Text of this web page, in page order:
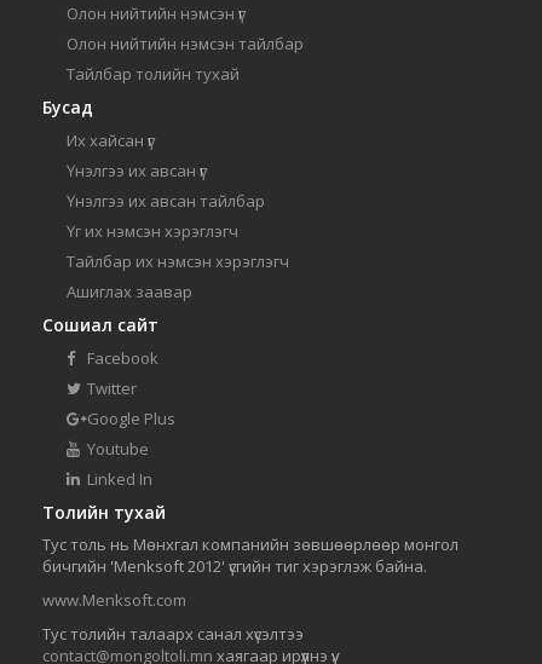
Олон нийтийн нэмсэн үг
Олон нийтийн нэмсэн тайлбар
Тайлбар толийн тухай
Бусад
Их хайсан үг
Үнэлгээ их авсан үг
Үнэлгээ их авсан тайлбар
Үг их нэмсэн хэрэглэгч
Тайлбар их нэмсэн хэрэглэгч
Ашиглах заавар
Сошиал сайт
Facebook
Twitter
Google Plus
Youtube
Linked In
Толийн тухай
Тус толь нь Мөнхгал компанийн зөвшөөрлөөр монгол
бичгийн 'Menksoft 2012' үсгийн тиг хэрэглэж байна.
www.Menksoft.com
Тус толийн талаарх санал хүсэлтээ
contact@mongoltoli.mn хаягаар ирүүлнэ үү.